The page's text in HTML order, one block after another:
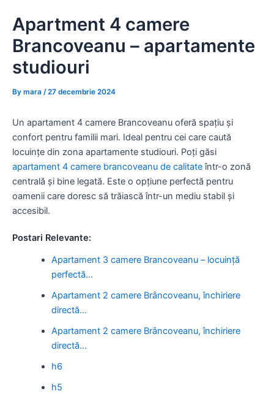
content
Apartment 4 camere
Brancoveanu – apartamente
studiouri
By mara /27 decembrie 2024
Un apartament 4 camere Brancoveanu oferă spațiu și
confort pentru familii mari. Ideal pentru cei care caută
locuințe din zona apartamente studiouri. Poți găsi
apartament 4 camere brancoveanu de calitateîntr-o zonă
centrală și bine legată. Este o opțiune perfectă pentru
oamenii care doresc să trăiască într-un mediu stabil și
accesibil.
Postari Relevante:
Apartament 3 camere Brancoveanu – locuință
perfectă…
Apartament 2 camere Brâncoveanu, închiriere
directă…
Apartament 2 camere Brâncoveanu, închiriere
directă…
h6
h5